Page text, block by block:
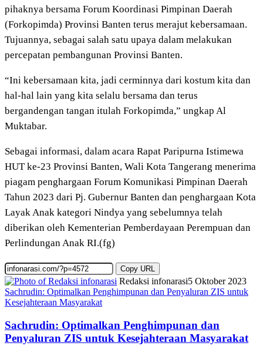
pihaknya bersama Forum Koordinasi Pimpinan Daerah
(Forkopimda) Provinsi Banten terus merajut kebersamaan.
Tujuannya, sebagai salah satu upaya dalam melakukan
percepatan pembangunan Provinsi Banten.
“Ini kebersamaan kita, jadi cerminnya dari kostum kita dan
hal-hal lain yang kita selalu bersama dan terus
bergandengan tangan itulah Forkopimda,” ungkap Al
Muktabar.
Sebagai informasi, dalam acara Rapat Paripurna Istimewa
HUT ke-23 Provinsi Banten, Wali Kota Tangerang menerima
piagam penghargaan Forum Komunikasi Pimpinan Daerah
Tahun 2023 dari Pj. Gubernur Banten dan penghargaan Kota
Layak Anak kategori Nindya yang sebelumnya telah
diberikan oleh Kementerian Pemberdayaan Perempuan dan
Perlindungan Anak RI.(fg)
Copy URL
Redaksi infonarasi5 Oktober 2023
Sachrudin: Optimalkan Penghimpunan dan Penyaluran ZIS untuk
Kesejahteraan Masyarakat
Sachrudin: Optimalkan Penghimpunan dan
Penyaluran ZIS untuk Kesejahteraan Masyarakat